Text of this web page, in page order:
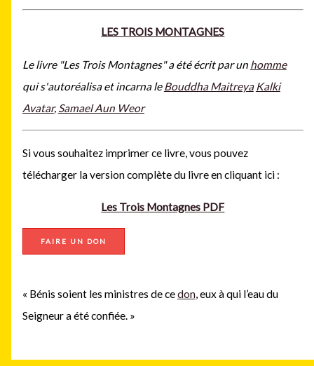
LES TROIS MONTAGNES
Le livre "Les Trois Montagnes" a été écritpar un homme
qui s'autoréalisa et incarna le Bouddha Maitreya Kalki
Avatar, Samael Aun Weor
Si vous souhaitez imprimer ce livre, vous pouvez
télécharger la version complète du livre en cliquant ici :
Les Trois Montagnes PDF
FAIRE UN DON
« Bénis soient les ministres de cedon, eux à qui l’eau du
Seigneur a été confiée. »